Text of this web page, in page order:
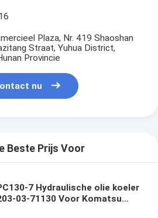
Plaza, Nr. 419 Shaoshan
Straat, Yuhua District,
Provincie
nu
Beste Prijs Voor
7 Hydraulische olie koeler
03-71130 Voor Komatsu